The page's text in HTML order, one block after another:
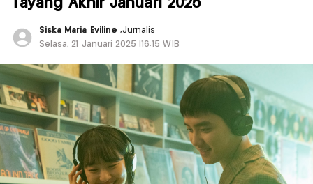
Tayang Akhir Januari 2025
Siska Maria Eviline ,Jurnalis
Selasa, 21 Januari 2025 |16:15 WIB